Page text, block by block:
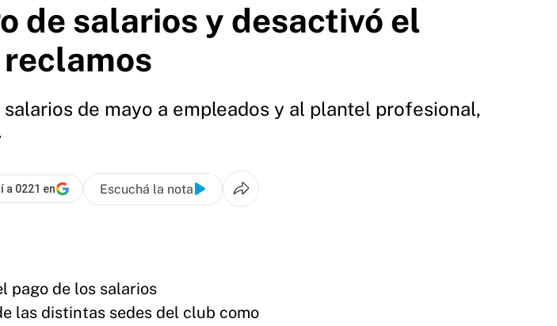
de salarios y desactivó el
de mayo a empleados y al plantel profesional,
a 0221 en Escuchá la nota
pago de los salarios
las distintas sedes del club como